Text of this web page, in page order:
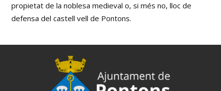
propietat de la noblesa medieval o, si més no, lloc de
defensa del castell vell de Pontons.